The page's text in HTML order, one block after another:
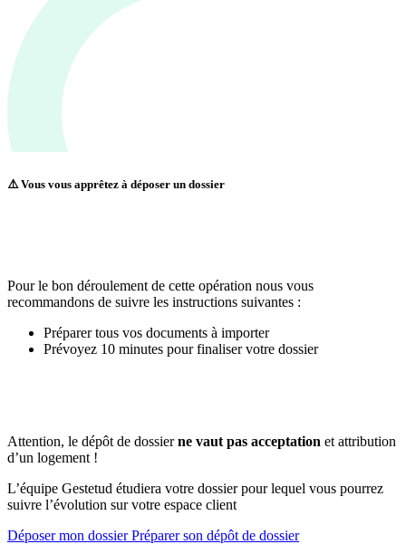
⚠️ Vous vous apprêtez à déposer un dossier
Pour le bon déroulement de cette opération nous vous
recommandons de suivre les instructions suivantes :
Préparer tous vos documents à importer
Prévoyez 10 minutes pour finaliser votre dossier
Attention, le dépôt de dossierne vaut pas acceptation et attribution
d’un logement !
L’équipe Gestetud étudiera votre dossier pour lequel vous pourrez
suivre l’évolution sur votre espace client
Déposer mon dossierPréparer son dépôt de dossier